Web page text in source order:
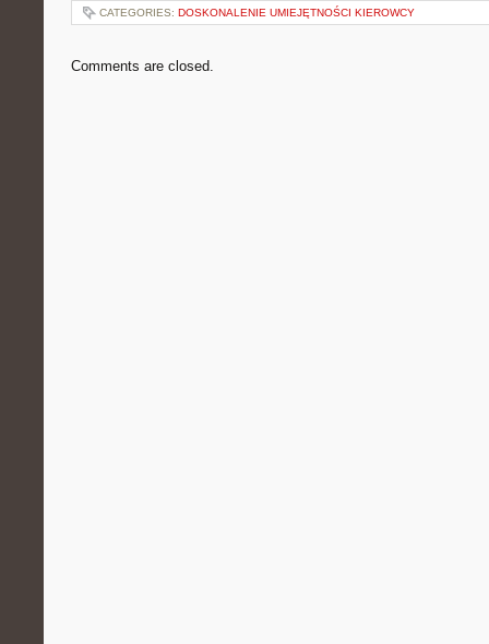
CATEGORIES: DOSKONALENIE UMIEJĘTNOŚCI KIEROWCY
Comments are closed.